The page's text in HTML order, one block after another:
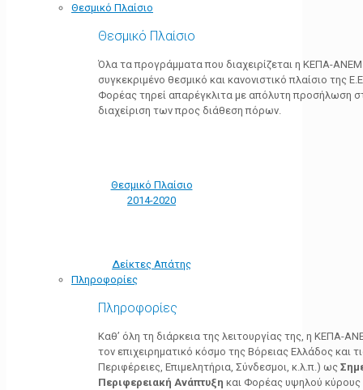
Θεσμικό Πλαίσιο
Θεσμικό Πλαίσιο
Όλα τα προγράμματα που διαχειρίζεται η ΚΕΠΑ-
συγκεκριμένο θεσμικό και κανονιστικό πλαίσιο της
Φορέας τηρεί απαρέγκλιτα με απόλυτη προσήλωση
διαχείριση των προς διάθεση πόρων.
Θεσμικό Πλαίσιο
2014-2020
Δείκτες Απάτης
Πληροφορίες
Πληροφορίες
Καθ’ όλη τη διάρκεια της λειτουργίας της, η ΚΕΠΑ-
τον επιχειρηματικό κόσμο της Βόρειας Ελλάδος και
Περιφέρειες, Επιμελητήρια, Σύνδεσμοι, κ.λ.π.) ως
Περιφερειακή Ανάπτυξη και Φορέας υψηλού κύρους